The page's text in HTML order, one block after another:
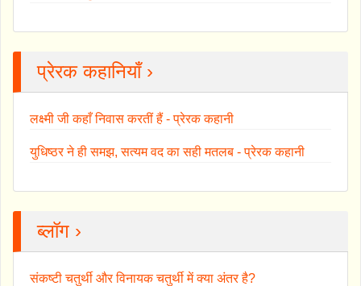
प्रेरक कहानियाँ ›
लक्ष्मी जी कहाँ निवास करतीं हैं - प्रेरक कहानी
युधिष्ठर ने ही समझ, सत्यम वद का सही मतलब - प्रेरक कहानी
ब्लॉग ›
संकष्टी चतुर्थी और विनायक चतुर्थी में क्या अंतर है?